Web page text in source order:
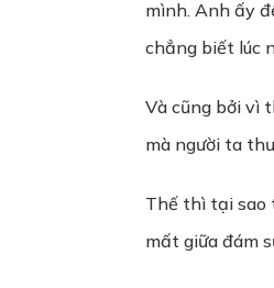
mình. Anh ấy
chẳng biết lúc
Và cũng bởi vì
mà người ta
Thế thì tại sao
mất giữa đám